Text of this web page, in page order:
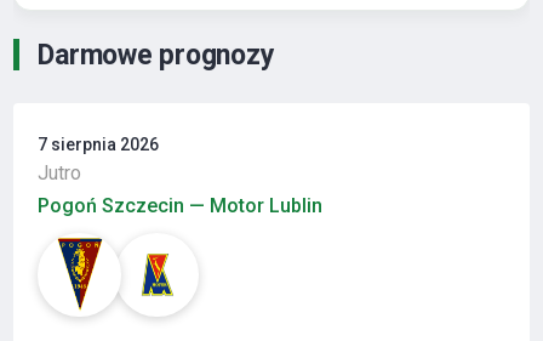
Darmowe prognozy
7 sierpnia 2026
Jutro
Pogoń Szczecin — Motor Lublin